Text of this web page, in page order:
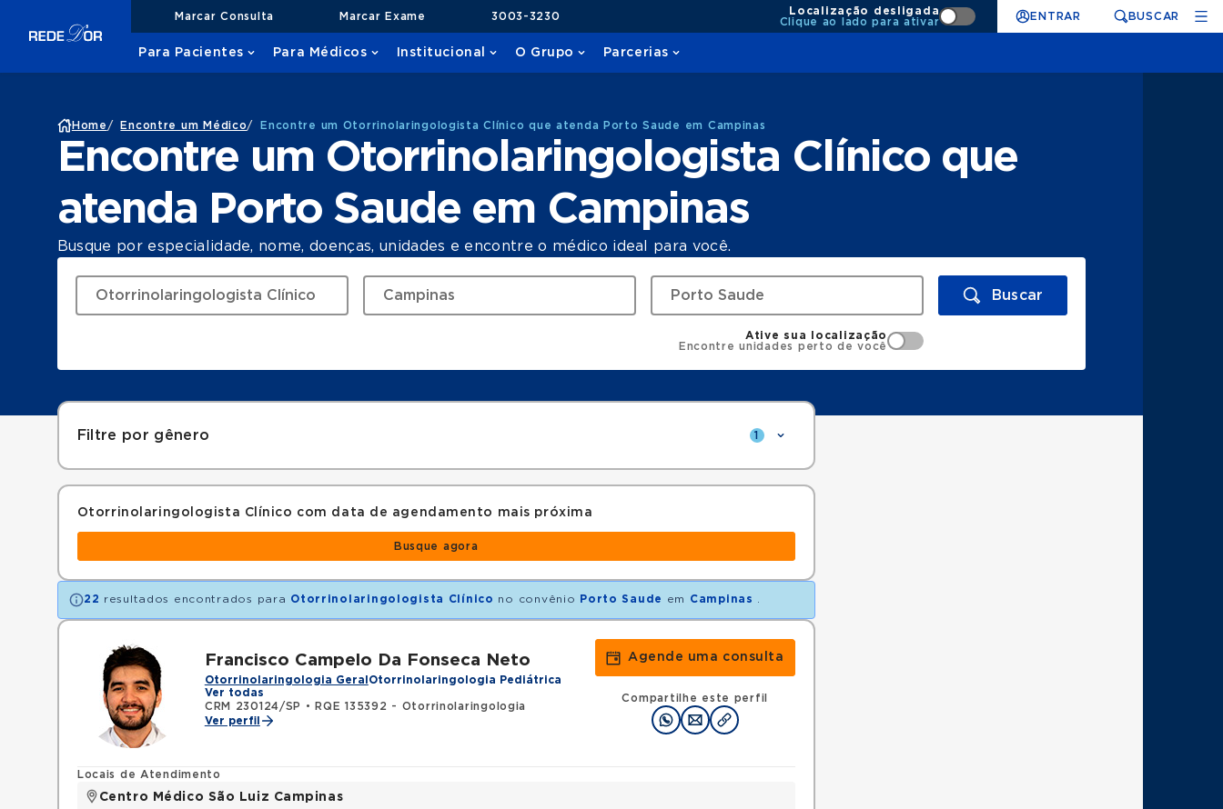
Marcar Consulta Marcar Exame 3003-3230
Localização desligada
Clique ao lado para ativar
ENTRAR BUSCAR
Para Pacientes Para Médicos Institucional O Grupo Parcerias
Home / Encontre um Médico/ Encontre um Otorrinolaringologista Clínico que atenda Porto Saude em Campinas
Encontre um Otorrinolaringologista Clínico que
atenda Porto Saude em Campinas
Busque por especialidade, nome, doenças, unidades e encontre o médico ideal para você.
Buscar
Ative sua localização
Encontre unidades perto de você
Filtre por gênero 1
Otorrinolaringologista Clínico com data de agendamento mais próxima
Busque agora
22 resultados encontrados para Otorrinolaringologista Clínico no convênio Porto Saude em Campinas
Francisco Campelo Da Fonseca Neto
Otorrinolaringologia Geral Otorrinolaringologia Pediátrica
Ver todas
CRM 230124/SP
•
RQE 135392 - Otorrinolaringologia
Ver perfil
Agende uma consulta
Compartilhe este perfil
Locais de Atendimento
Centro Médico São Luiz Campinas